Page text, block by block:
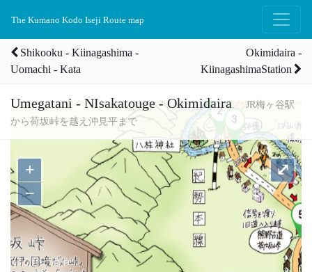
The Kumano Kodo Iseji Route map
Shikooku - Kiinagashima -
Uomachi - Kata
Okimidaira -
KiinagashimaStation
Umegatani - NIsakatouge - Okimidaira
JR梅ヶ谷駅
から荷坂峠を越え沖見平まで
+
−
⤢